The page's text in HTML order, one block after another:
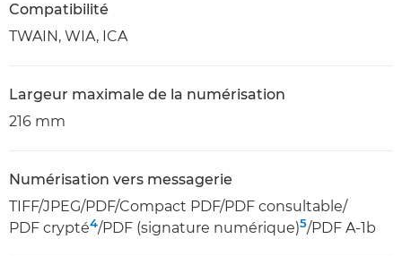
Compatibilité
TWAIN, WIA, ICA
Largeur maximale de la numérisation
216 mm
Numérisation vers messagerie
TIFF/JPEG/PDF/Compact PDF/PDF consultable/
PDF crypté4/PDF (signature numérique)5/PDF A-1b